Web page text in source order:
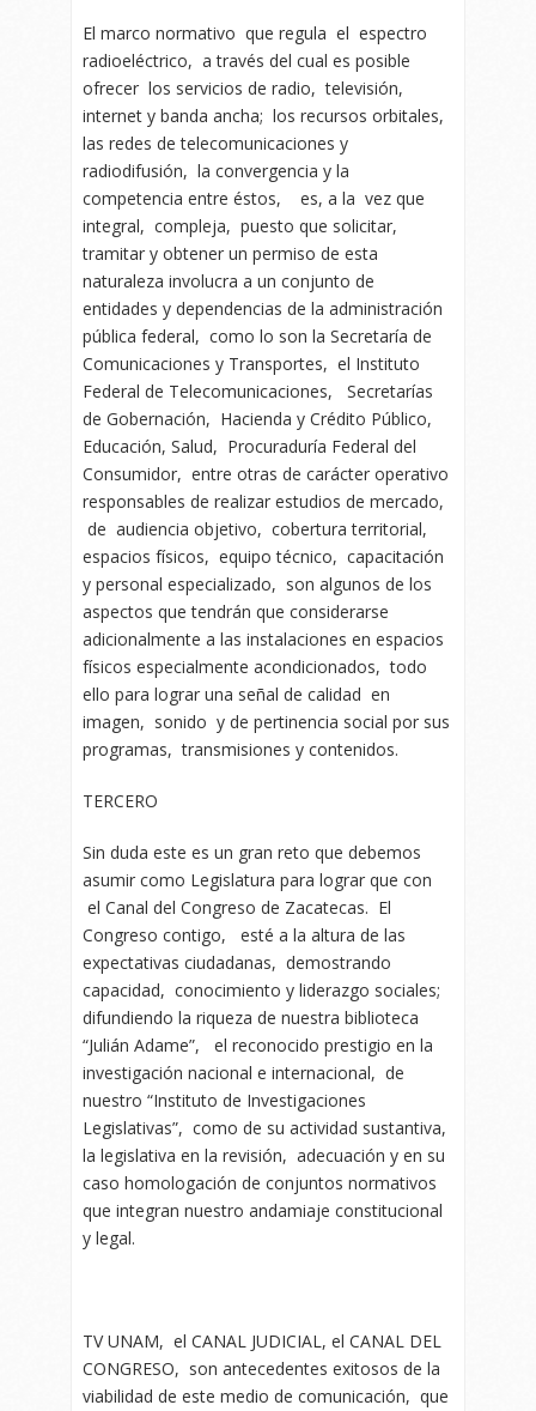
El marco normativo que regula el espectro
radioeléctrico, a través del cual es posible
ofrecer los servicios de radio, televisión,
internet y banda ancha; los recursos orbitales,
las redes de telecomunicaciones y
radiodifusión, la convergencia y la
competencia entre éstos, es, a la vez que
integral, compleja, puesto que solicitar,
tramitar y obtener un permiso de esta
naturaleza involucra a un conjunto de
entidades y dependencias de la administración
pública federal, como lo son la Secretaría de
Comunicaciones y Transportes, el Instituto
Federal de Telecomunicaciones, Secretarías
de Gobernación, Hacienda y Crédito Público,
Educación, Salud, Procuraduría Federal del
Consumidor, entre otras de carácter operativo
responsables de realizar estudios de mercado,
de audiencia objetivo, cobertura territorial,
espacios físicos, equipo técnico, capacitación
y personal especializado, son algunos de los
aspectos que tendrán que considerarse
adicionalmente a las instalaciones en espacios
físicos especialmente acondicionados, todo
ello para lograr una señal de calidad en
imagen, sonido y de pertinencia social por sus
programas, transmisiones y contenidos.
TERCERO
Sin duda este es un gran reto que debemos
asumir como Legislatura para lograr que con
el Canal del Congreso de Zacatecas. El
Congreso contigo, esté a la altura de las
expectativas ciudadanas, demostrando
capacidad, conocimiento y liderazgo sociales;
difundiendo la riqueza de nuestra biblioteca
“Julián Adame”, el reconocido prestigio en la
investigación nacional e internacional, de
nuestro “Instituto de Investigaciones
Legislativas”, como de su actividad sustantiva,
la legislativa en la revisión, adecuación y en su
caso homologación de conjuntos normativos
que integran nuestro andamiaje constitucional
y legal.
TV UNAM, el CANAL JUDICIAL, el CANAL DEL
CONGRESO, son antecedentes exitosos de la
viabilidad de este medio de comunicación, que